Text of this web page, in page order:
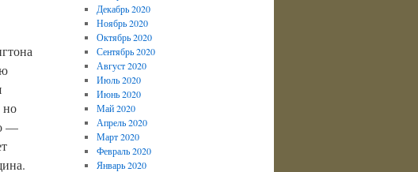
но
—
Декабрь 2020
Ноябрь 2020
Октябрь 2020
Сентябрь 2020
Август 2020
Июль 2020
Июнь 2020
Май 2020
Апрель 2020
Март 2020
Февраль 2020
Январь 2020